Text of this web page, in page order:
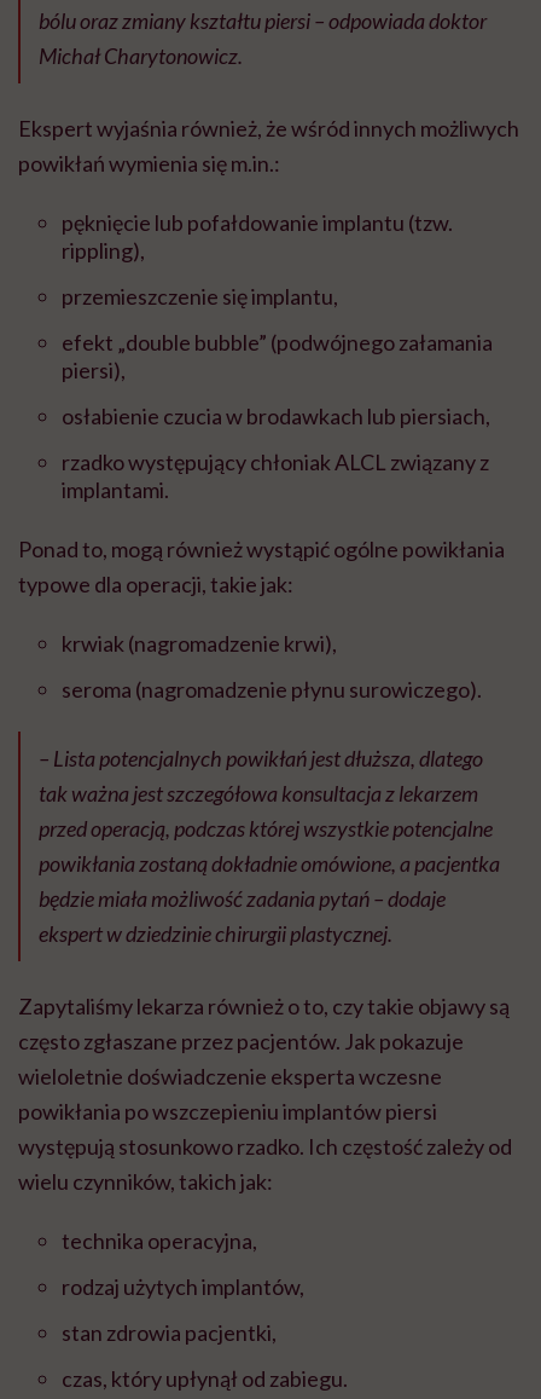
bólu oraz zmiany kształtu piersi – odpowiada doktor
Michał Charytonowicz.
Ekspert wyjaśnia również, że wśród innych możliwych
powikłań wymienia się m.in.:
pęknięcie lub pofałdowanie implantu (tzw.
rippling),
przemieszczenie się implantu,
efekt „double bubble” (podwójnego załamania
piersi),
osłabienie czucia w brodawkach lub piersiach,
rzadko występujący chłoniak ALCL związany z
implantami.
Ponad to, mogą również wystąpić ogólne powikłania
typowe dla operacji, takie jak:
krwiak (nagromadzenie krwi),
seroma (nagromadzenie płynu surowiczego).
– Lista potencjalnych powikłań jest dłuższa, dlatego
tak ważna jest szczegółowa konsultacja z lekarzem
przed operacją, podczas której wszystkie potencjalne
powikłania zostaną dokładnie omówione, a pacjentka
będzie miała możliwość zadania pytań – dodaje
ekspert w dziedzinie chirurgii plastycznej.
Zapytaliśmy lekarza również o to, czy takie objawy są
często zgłaszane przez pacjentów. Jak pokazuje
wieloletnie doświadczenie eksperta wczesne
powikłania po wszczepieniu implantów piersi
występują stosunkowo rzadko. Ich częstość zależy od
wielu czynników, takich jak:
technika operacyjna,
rodzaj użytych implantów,
stan zdrowia pacjentki,
czas, który upłynął od zabiegu.